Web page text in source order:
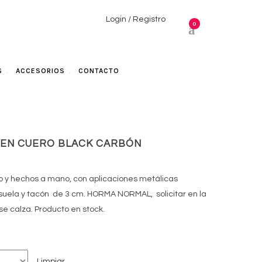
Login / Registro
0
ACCESORIOS CONTACTO
CUERO BLACK CARBÓN
y hechos a mano, con aplicaciones metálicas
y tacón de 3 cm. HORMA NORMAL, solicitar en la
calza. Producto en stock.